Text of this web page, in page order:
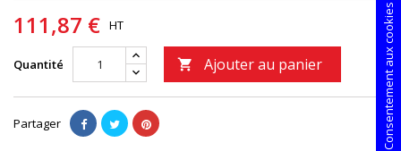
111,87 € HT
Quantité  Ajouter au panier
Partager Consentement aux cookies